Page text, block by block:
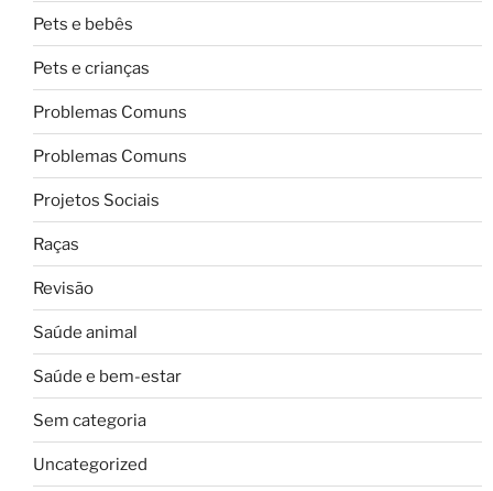
Pets e bebês
Pets e crianças
Problemas Comuns
Problemas Comuns
Projetos Sociais
Raças
Revisão
Saúde animal
Saúde e bem-estar
Sem categoria
Uncategorized